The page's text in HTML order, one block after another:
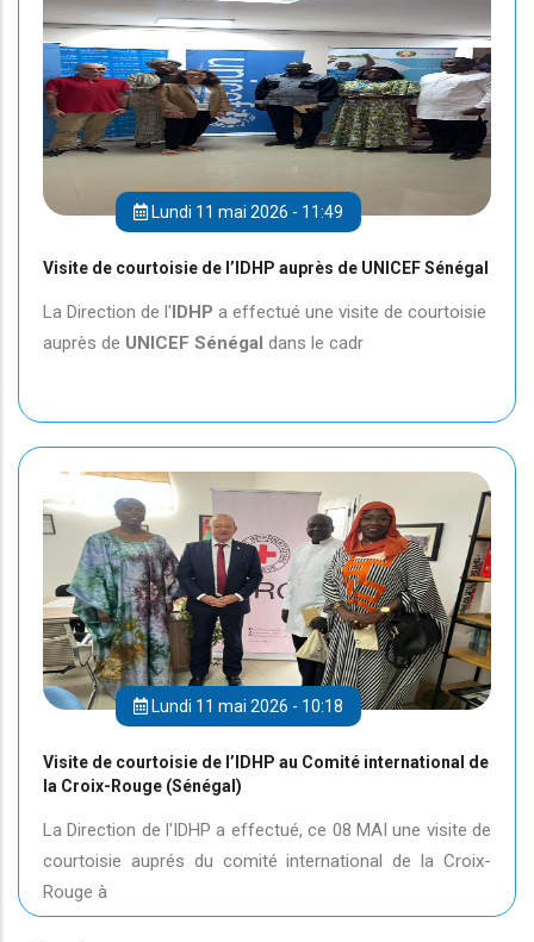
Lundi 11 mai 2026 - 11:49
Visite de courtoisie de l’IDHP auprès de UNICEF Sénégal
La Direction de l'IDHP a effectué une visite de courtoisie
auprès de UNICEF Sénégal dans le cadr
Lundi 11 mai 2026 - 10:18
Visite de courtoisie de l’IDHP au Comité international de
la Croix-Rouge (Sénégal)
La Direction de l'IDHP a effectué, ce 08 MAI une visite de
courtoisie auprés du comité international de la Croix-
Rouge à